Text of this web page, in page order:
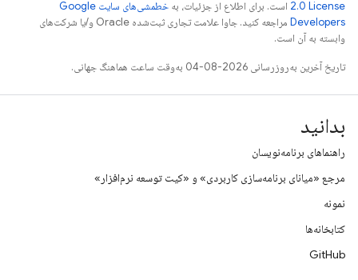
2.0 License است. برای اطلاع از جزئیات، به
خطمشی‌های سایت Google
Developers‏
مراجعه کنید. جاوا علامت تجاری ثبت‌شده Oracle و/یا شرکت‌های
وابسته به آن است.
تاریخ آخرین به‌روزرسانی 2026-08-04 به‌وقت ساعت هماهنگ جهانی.
بدانید
راهنماهای برنامه‌نویسان
مرجع «میانای برنامه‌سازی کاربردی» و «کیت توسعه نرم‌افزار»
نمونه
کتابخانه‌ها
GitHub